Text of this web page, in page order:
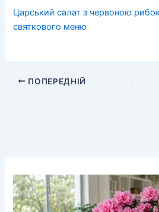
Царський салат з червоною
святкового меню
ПОПЕРЕДНІЙ